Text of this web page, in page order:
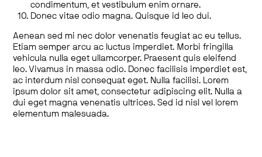
condimentum, et vestibulum enim ornare.
Donec vitae odio magna. Quisque id leo dui.
Aenean sed mi nec dolor venenatis feugiat ac eu tellus.
Etiam semper arcu ac luctus imperdiet. Morbi fringilla
vehicula nulla eget ullamcorper. Praesent quis eleifend
leo. Vivamus in massa odio. Donec facilisis imperdiet est,
ac interdum nisl consequat eget. Nulla facilisi. Lorem
ipsum dolor sit amet, consectetur adipiscing elit. Nulla a
dui eget magna venenatis ultrices. Sed id nisl vel lorem
elementum malesuada.